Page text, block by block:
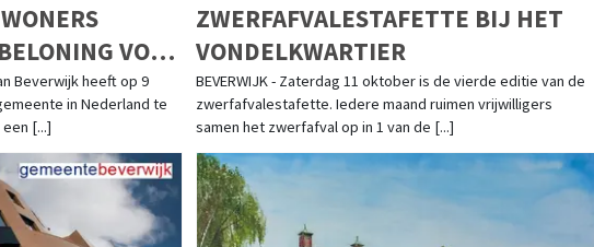
VOOR
Beverwijk heeft op 9
in Nederland te
[...]
ZWERFAFVALESTAFETTE BIJ HET
VONDELKWARTIER
BEVERWIJK - Zaterdag 11 oktober is de vierde editie van de
zwerfafvalestafette. Iedere maand ruimen vrijwilligers
samen het zwerfafval op in 1 van de [...]